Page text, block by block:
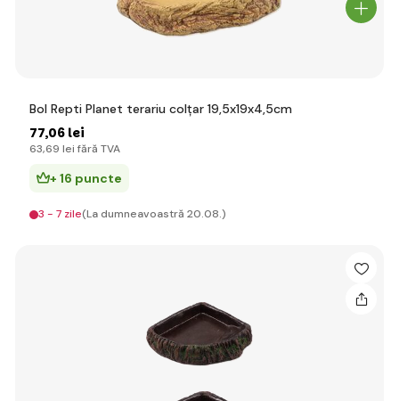
Bol Repti Planet terariu colțar 19,5x19x4,5cm
77,06 lei
63,69 lei fără TVA
+ 16 puncte
3 - 7 zile(La dumneavoastră 20.08.)